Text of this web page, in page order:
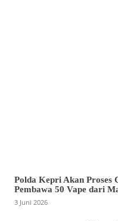
Polda Kepri Akan Proses
Pembawa 50 Vape dari
3 Juni 2026